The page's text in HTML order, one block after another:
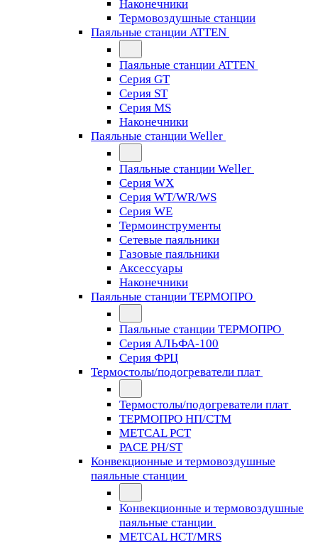
Наконечники
Термовоздушные станции
Паяльные станции ATTEN
Паяльные станции ATTEN
Серия GT
Серия ST
Серия MS
Наконечники
Паяльные станции Weller
Паяльные станции Weller
Серия WX
Серия WT/WR/WS
Серия WE
Термоинструменты
Сетевые паяльники
Газовые паяльники
Аксессуары
Наконечники
Паяльные станции ТЕРМОПРО
Паяльные станции ТЕРМОПРО
Серия АЛЬФА-100
Серия ФРЦ
Термостолы/подогреватели плат
Термостолы/подогреватели плат
ТЕРМОПРО НП/СТМ
METCAL PCT
PACE PH/ST
Конвекционные и термовоздушные
паяльные станции
Конвекционные и термовоздушные
паяльные станции
METCAL HCT/MRS